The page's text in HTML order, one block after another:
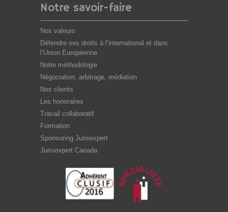
Notre savoir-faire
Nos valeurs
Défendre ses droits à l’international et dans
l’Union Européenne
Notre méthodologie
Négociation, arbitrage, médiation
Nos clients
Les honoraires
Travail collaboratif
Formation
Sponsoring Jurisexpert
Jurisexpert Canada